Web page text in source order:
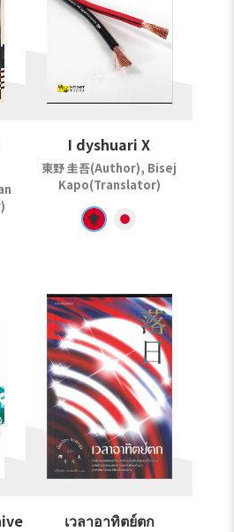
I dyshuari X
東野 圭吾(Author), Bisej
Kapo(Translator)
เวลาอาทิตย์ตก